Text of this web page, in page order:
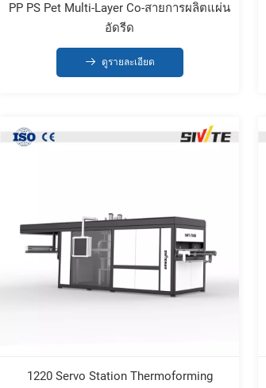
PP PS Pet Multi-Layer Co-สายการผลิตแผ่น
อัดรีด
ดูรายละเอียด
1220 Servo Station Thermoforming